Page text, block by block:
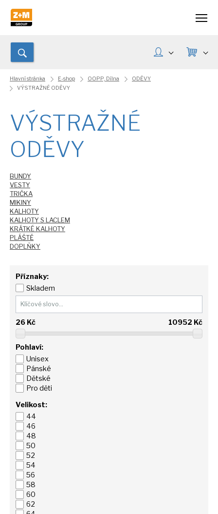
Hlavní stránka E-shop OOPP, Dílna
ODĚVY
VÝSTRAŽNÉ ODĚVY
VÝSTRAŽNÉ
ODĚVY
BUNDY
VESTY
TRIČKA
MIKINY
KALHOTY
KALHOTY S LACLEM
KRÁTKÉ KALHOTY
PLÁŠTĚ
DOPLŇKY
Příznaky:
Skladem
26Kč 10952 Kč
Pohlaví:
Unisex
Pánské
Dětské
Pro děti
Velikost:
44
46
48
50
52
54
56
58
60
62